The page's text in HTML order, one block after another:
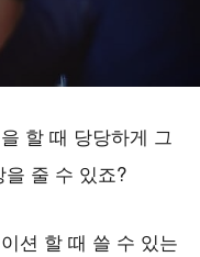
할 때 당당하게 그
줄 수 있죠?
션 할 때 쓸 수 있는